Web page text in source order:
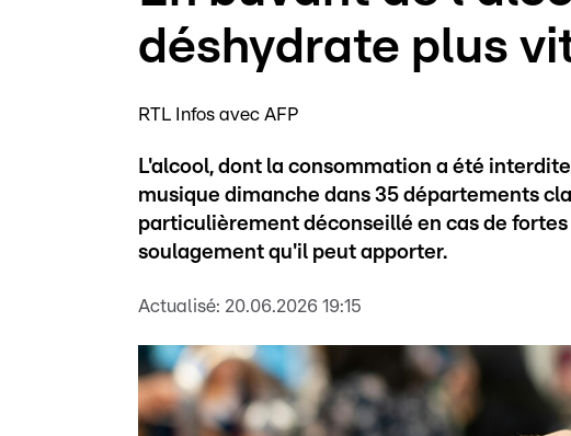
déshydrate plus
RTL Infos avec AFP
L'alcool, dont la consommation a été
musique dimanche dans 35 départements
particulièrement déconseillé en cas de
soulagement qu'il peut apporter.
Actualisé: 20.06.2026 19:15